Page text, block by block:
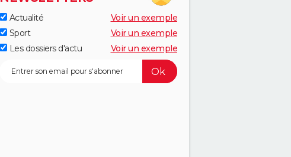
Actualité
Voir un exemple
Sport
Voir un exemple
Les dossiers d'actu
Voir un exemple